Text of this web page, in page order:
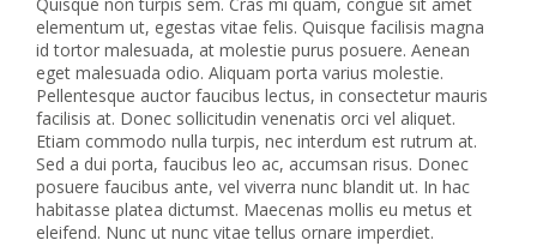
elementum ut, egestas vitae felis. Quisque facilisis magna
id tortor malesuada, at molestie purus posuere. Aenean
eget malesuada odio. Aliquam porta varius molestie.
Pellentesque auctor faucibus lectus, in consectetur mauris
facilisis at. Donec sollicitudin venenatis orci vel aliquet.
Etiam commodo nulla turpis, nec interdum est rutrum at.
Sed a dui porta, faucibus leo ac, accumsan risus. Donec
posuere faucibus ante, vel viverra nunc blandit ut. In hac
habitasse platea dictumst. Maecenas mollis eu metus et
eleifend. Nunc ut nunc vitae tellus ornare imperdiet.